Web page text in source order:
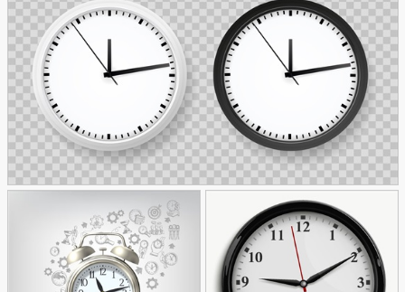
وکتور انواع ساعت
91
وکتور کرنومتر
32
وکتور ساعت دیواری سفید و مشکی
59